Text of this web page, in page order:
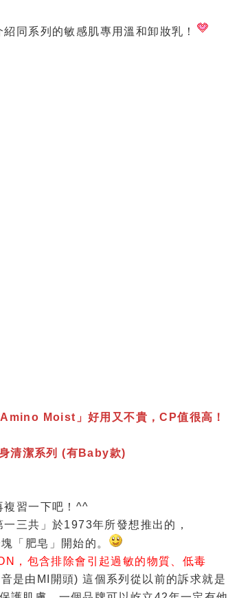
同系列的敏感肌專用溫和卸妝乳！
Moist」好用又不貴，CP值很高！
清潔系列 (有Baby款)
複習一下吧！^^
三共」於1973年所發想推出的，
「肥皂」開始的。
，包含排除會引起過敏的物質、低毒
是由MI開頭) 這個系列從以前的訴求就是